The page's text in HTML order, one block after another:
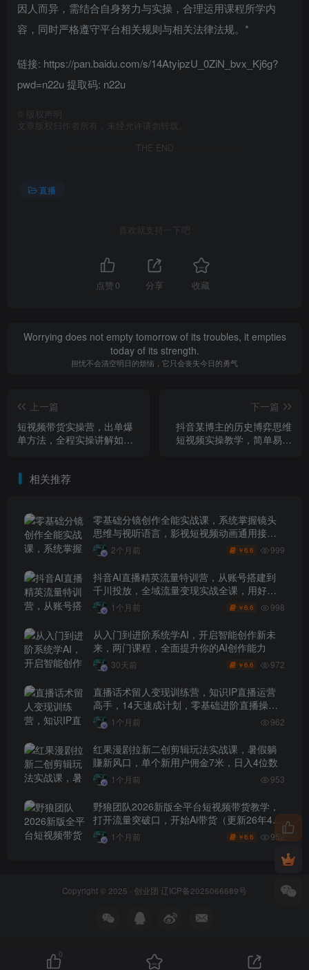
因人而异，需结合自身努力与实操，合理运用课程所学内
容，同时严格遵守平台相关规则与相关法律法规。*
链接: https://pan.baidu.com/s/14AtyipzU_0ZiN_bvx_Kj6g?
pwd=n22u 提取码: n22u
版权声明
文章版权归作者所有，未经允许请勿转载。
THE END
直播
喜欢就支持一下吧
点赞 0 分享 收藏
Worrying does not empty tomorrow of its troubles, it empties
today of its strength.
担忧不会清空明日的烦恼，它只会丧失今日的勇气
上一篇
短视频带货实操营，出单爆
单方法，全程实操讲解如何
下一篇
抖音某博主的历史博弈思维
短视频实操教学，简单易上
相关推荐
零基础分镜创作全能实战课，系统掌握镜头
思维与视听语言，影视短视频动画通用接单
技能2个月前 ￥6.6 999
抖音AI直播精英流量特训营，从账号搭建到
千川投放，全域流量变现实战全课，用好工
具让賺钱更简单
1个月前 ￥6.6 998
从入门到进阶系统学AI，开启智能创作新未
来，两门课程，全面提升你的AI创作能力
30天前 ￥6.6 972
直播话术留人变现训练营，知识IP直播运营
高手，14天速成计划，零基础进阶直播操盘
手
1个月前 962
红果漫剧拉新二创剪辑玩法实战课，暑假躺
賺新风口，单个新用户佣金7米，日入4位数
1个月前 953
野狼团队2026新版全平台短视频带货教学，
打开流量突破口，开始Ai带货（更新26年4月
25日）1个月前 ￥6.6 952
Copyright © 2025 · 创业团 辽ICP备2025066689号
0